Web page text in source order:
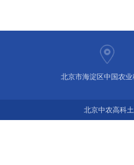
北京市海淀区中国农业
北京中农高科